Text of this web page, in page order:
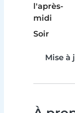
l'après-
midi
Soir
Mise à